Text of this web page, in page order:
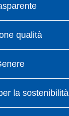
qualità
la sostenibilità